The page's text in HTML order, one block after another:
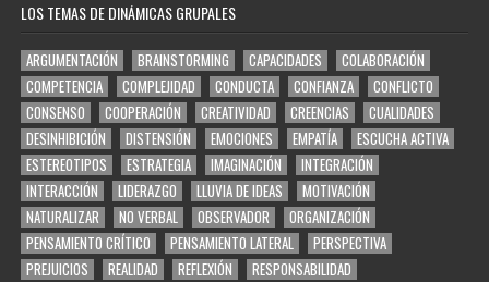
LOS TEMAS DE DINÁMICAS GRUPALES
ARGUMENTACIÓN BRAINSTORMING CAPACIDADES
COLABORACIÓN
COMPETENCIA
COMPLEJIDAD CONDUCTA CONFIANZA
CONFLICTO
CONSENSO
COOPERACIÓN CREATIVIDAD CREENCIAS
CUALIDADES
DESINHIBICIÓN
DISTENSIÓN EMOCIONES EMPATÍA
ESCUCHA ACTIVA
ESTEREOTIPOS
ESTRATEGIA IMAGINACIÓN
INTEGRACIÓN
INTERACCIÓN
LIDERAZGO LLUVIA DE IDEAS
MOTIVACIÓN
NATURALIZAR
NO VERBAL OBSERVADOR
ORGANIZACIÓN
PENSAMIENTO CRÍTICO
PENSAMIENTO LATERAL
PERSPECTIVA
PREJUICIOS
REALIDAD REFLEXIÓN
RESPONSABILIDAD